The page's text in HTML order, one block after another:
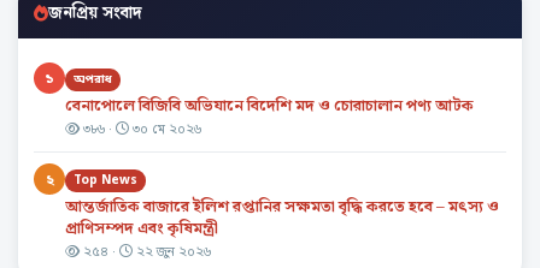
জনপ্রিয় সংবাদ
১ অপরাধ
বেনাপোলে বিজিবি অভিযানে বিদেশি মদ ও চোরাচালান পণ্য আটক
৩৮৬ · ৩০ মে ২০২৬
২ Top News
আন্তর্জাতিক বাজারে ইলিশ রপ্তানির সক্ষমতা বৃদ্ধি করতে হবে – মৎস্য ও
প্রাণিসম্পদ এবং কৃষিমন্ত্রী
২৫৪ · ২২ জুন ২০২৬